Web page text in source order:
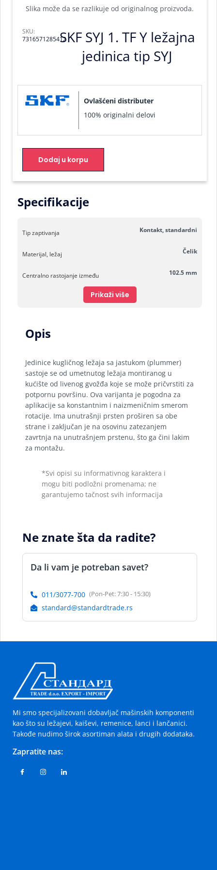
Slika može da se razlikuje od originalnog proizvoda.
SKF SYJ 1. TF Y ležajna
jedinica tip SYJ
SKU:
7316571285412
Ovlašćeni distributer
100% originalni delovi
Dodaj u korpu
Specifikacije
Tip zaptivanja Kontakt, standardni
Materijal, ležaj Čelik
Centralno rastojanje između 102.5 mm
Prikaži više
Opis
Jedinice kugličnog ležaja sa jastukom (plummer)
sastoje se od umetnutog ležaja montiranog u
kućište od livenog gvožđa koje se može pričvrstiti za
potpornu površinu. Ova varijanta je pogodna za
aplikacije sa konstantnim i naizmeničnim smerom
rotacije. Ima unutrašnji prsten proširen sa obe
strane i zaključan je na osovinu zatezanjem
zavrtnja na unutrašnjem prstenu, što ga čini lakim
za montažu.
*Svi opisi su informativnog karaktera i
mogu biti podložni promenama; ne
garantujemo tačnost svih informacija
Ne znate šta da radite?
Da li vam je potreban savet?
011/3077-700 (Pon-Pet: 7:30 - 15:30)
standard@standardtrade.rs
Mi smo specijalizovani dobavljač mašinskih komponenti
kao što su ležajevi, kaiševi, remenice, lanci i lančanici.
Takođe nudimo širok asortiman alata i drugih dodataka.
Zapratite nas: